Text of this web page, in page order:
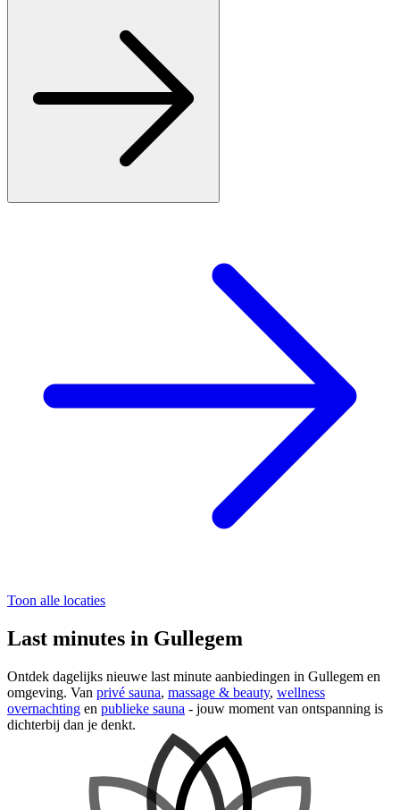
Toon alle locaties
Last minutes in Gullegem
Ontdek dagelijks nieuwe last minute aanbiedingen in Gullegem en
omgeving. Van privé sauna, massage & beauty, wellness
overnachting en publieke sauna - jouw moment van ontspanning is
dichterbij dan je denkt.